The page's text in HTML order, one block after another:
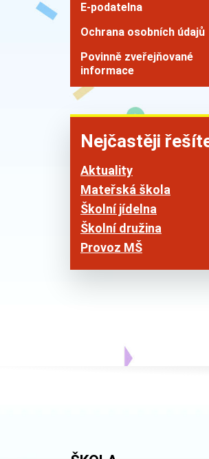
E-podatelna
Ochrana osobních údajů
Povinně zveřejňované
informace
Nejčastěji
Aktuality
Mateřská škola
Školní jídelna
Školní družina
Provoz MŠ